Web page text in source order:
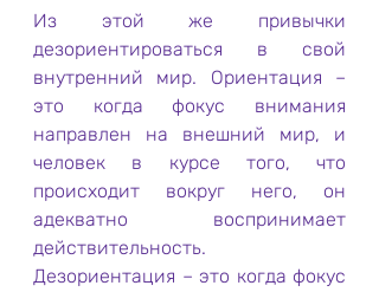
Из этой же привычки
дезориентироваться в свой
внутренний мир. Ориентация –
это когда фокус внимания
направлен на внешний мир, и
человек в курсе того, что
происходит вокруг него, он
адекватно воспринимает
действительность.
Дезориентация – это когда фокус